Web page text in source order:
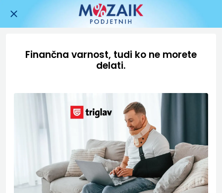
Finančna varnost, tudi ko ne morete
delati.